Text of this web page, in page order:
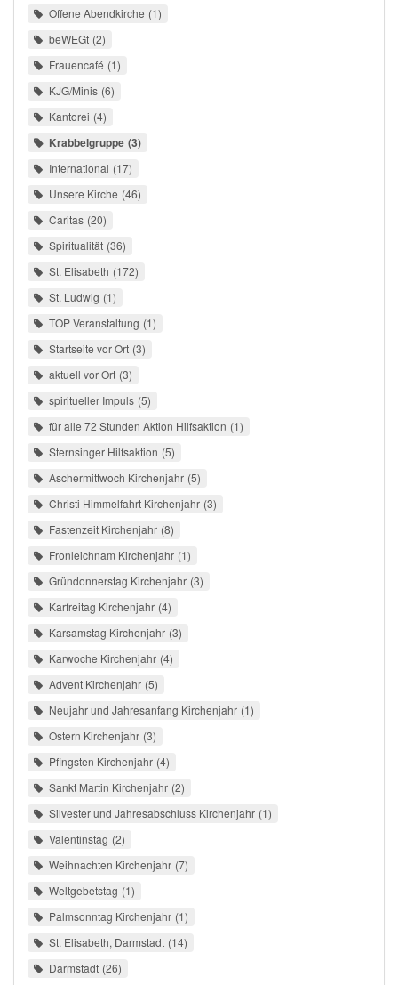
Offene Abendkirche 1
beWEGt 2
Frauencafé 1
KJG/Minis 6
Kantorei 4
Krabbelgruppe 3
International 17
Unsere Kirche 46
Caritas 20
Spiritualität 36
St. Elisabeth 172
St. Ludwig 1
TOP Veranstaltung 1
Startseite vor Ort 3
aktuell vor Ort 3
spiritueller Impuls 5
für alle 72 Stunden Aktion Hilfsaktion 1
Sternsinger Hilfsaktion 5
Aschermittwoch Kirchenjahr 5
Christi Himmelfahrt Kirchenjahr 3
Fastenzeit Kirchenjahr 8
Fronleichnam Kirchenjahr 1
Gründonnerstag Kirchenjahr 3
Karfreitag Kirchenjahr 4
Karsamstag Kirchenjahr 3
Karwoche Kirchenjahr 4
Advent Kirchenjahr 5
Neujahr und Jahresanfang Kirchenjahr 1
Ostern Kirchenjahr 3
Pfingsten Kirchenjahr 4
Sankt Martin Kirchenjahr 2
Silvester und Jahresabschluss Kirchenjahr 1
Valentinstag 2
Weihnachten Kirchenjahr 7
Weltgebetstag 1
Palmsonntag Kirchenjahr 1
St. Elisabeth, Darmstadt 14
Darmstadt 26